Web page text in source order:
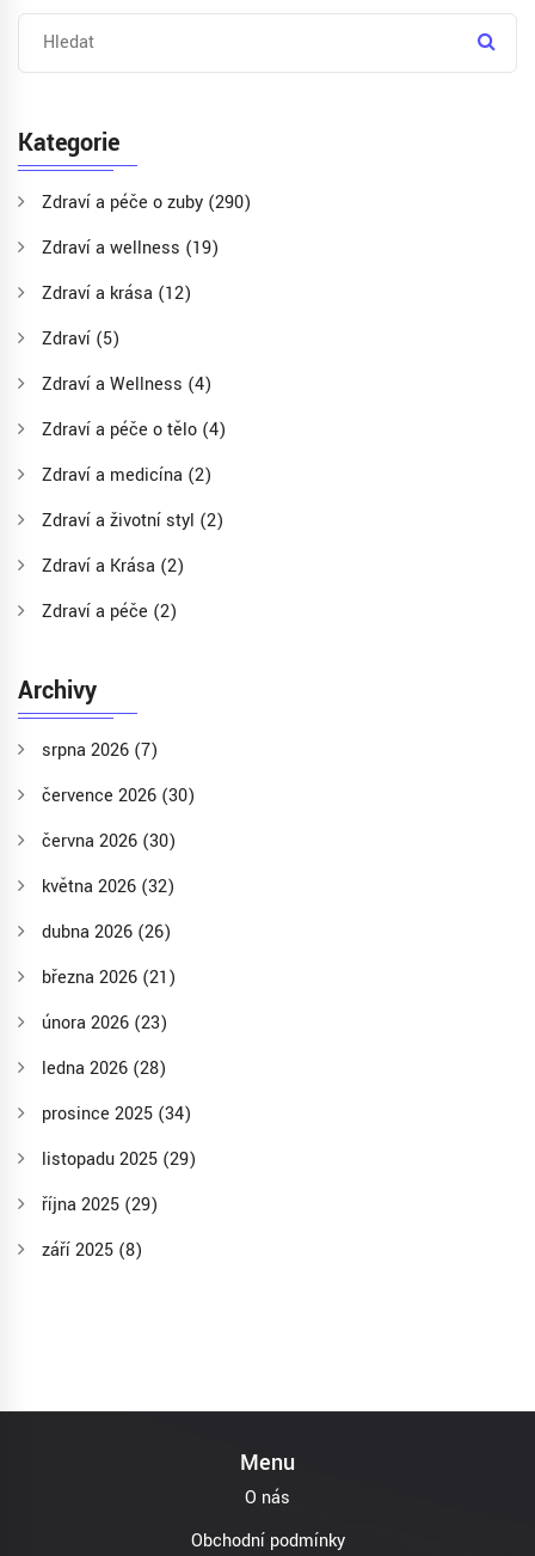
Kategorie
Zdraví a péče o zuby (290)
Zdraví a wellness (19)
Zdraví a krása (12)
Zdraví (5)
Zdraví a Wellness (4)
Zdraví a péče o tělo (4)
Zdraví a medicína (2)
Zdraví a životní styl (2)
Zdraví a Krása (2)
Zdraví a péče (2)
Archivy
srpna 2026 (7)
července 2026 (30)
června 2026 (30)
května 2026 (32)
dubna 2026 (26)
března 2026 (21)
února 2026 (23)
ledna 2026 (28)
prosince 2025 (34)
listopadu 2025 (29)
října 2025 (29)
září 2025 (8)
Menu
O nás
Obchodní podmínky